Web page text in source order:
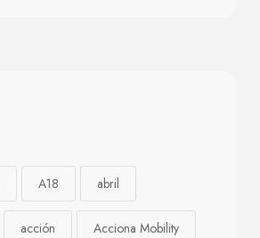
A18 abril
acción Acciona Mobility